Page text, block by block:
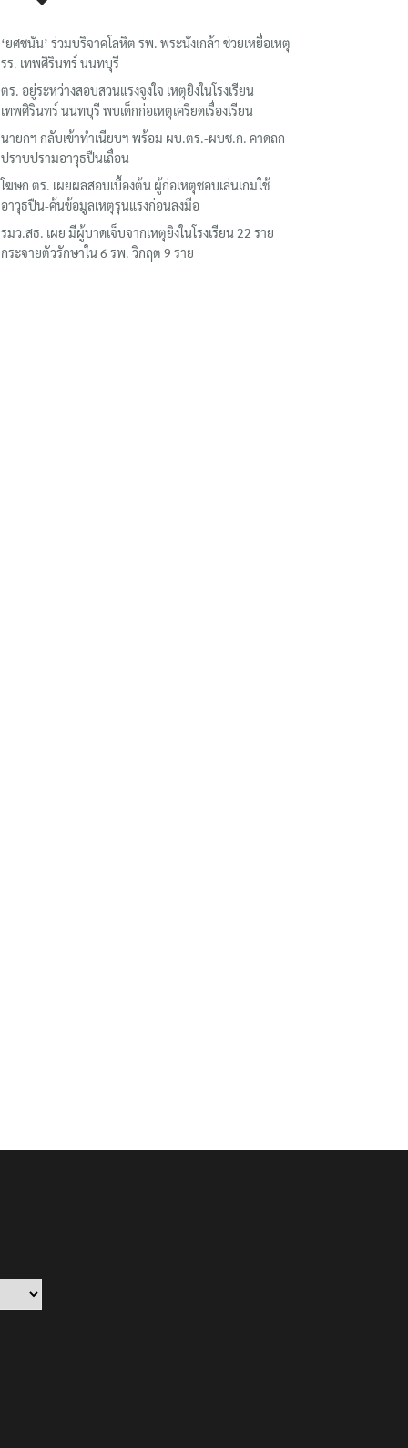
‘ยศชนัน’ ร่วมบริจาคโลหิต รพ. พระนั่งเกล้า ช่วยเหยื่อเหตุ
รร. เทพศิรินทร์ นนทบุรี
ตร. อยู่ระหว่างสอบสวนแรงจูงใจ เหตุยิงในโรงเรียน
เทพศิรินทร์ นนทบุรี พบเด็กก่อเหตุเครียดเรื่องเรียน
นายกฯ กลับเข้าทำเนียบฯ พร้อม ผบ.ตร.-ผบช.ก. คาดถก
ปราบปรามอาวุธปืนเถื่อน
โฆษก ตร. เผยผลสอบเบื้องต้น ผู้ก่อเหตุชอบเล่นเกมใช้
อาวุธปืน-ค้นข้อมูลเหตุรุนแรงก่อนลงมือ
รมว.สธ. เผย มีผู้บาดเจ็บจากเหตุยิงในโรงเรียน 22 ราย
กระจายตัวรักษาใน 6 รพ. วิกฤต 9 ราย